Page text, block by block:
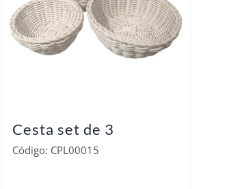
Cesta set de 3
Código: CPL00015